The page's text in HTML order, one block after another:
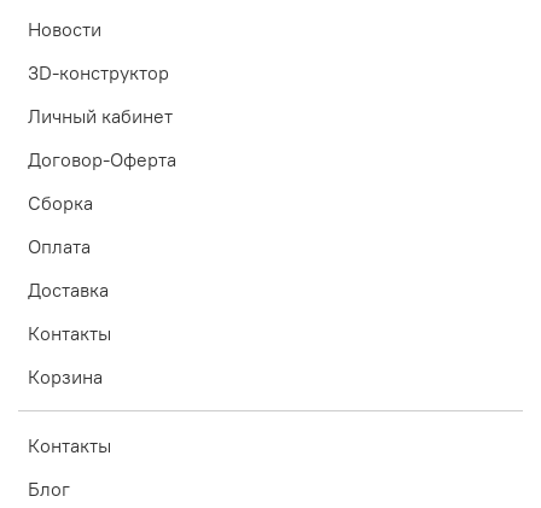
Новости
3D-конструктор
Личный кабинет
Договор-Оферта
Сборка
Оплата
Доставка
Контакты
Корзина
Контакты
Блог